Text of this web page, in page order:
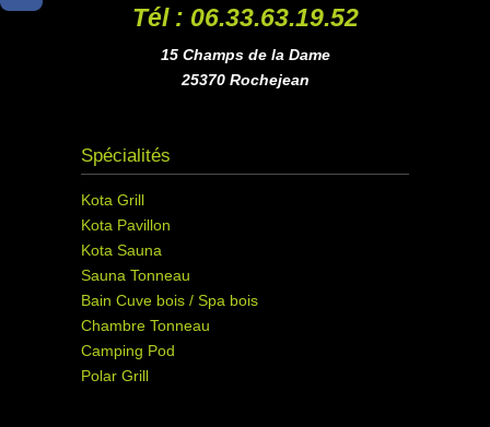
Tél : 06.33.63.19.52
15 Champs de la Dame
25370 Rochejean
Spécialités
Kota Grill
Kota Pavillon
Kota Sauna
Sauna Tonneau
Bain Cuve bois / Spa bois
Chambre Tonneau
Camping Pod
Polar Grill